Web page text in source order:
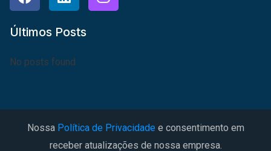
Últimos Posts
No posts found
Nossa Política de Privacidade e consentimento em
receber atualizações de nossa empresa.